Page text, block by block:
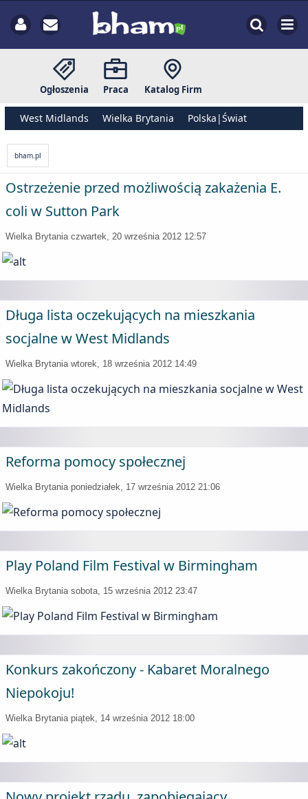
Ogłoszenia Praca Katalog Firm
West Midlands Wielka Brytania Polska|Świat
bham.pl
Ostrzeżenie przed możliwością zakażenia E.
coli w Sutton Park
Wielka Brytania czwartek, 20 września 2012 12:57
Długa lista oczekujących na mieszkania
socjalne w West Midlands
Wielka Brytania wtorek, 18 września 2012 14:49
Reforma pomocy społecznej
Wielka Brytania poniedziałek, 17 września 2012 21:06
Play Poland Film Festival w Birmingham
Wielka Brytania sobota, 15 września 2012 23:47
Konkurs zakończony - Kabaret Moralnego
Niepokoju!
Wielka Brytania piątek, 14 września 2012 18:00